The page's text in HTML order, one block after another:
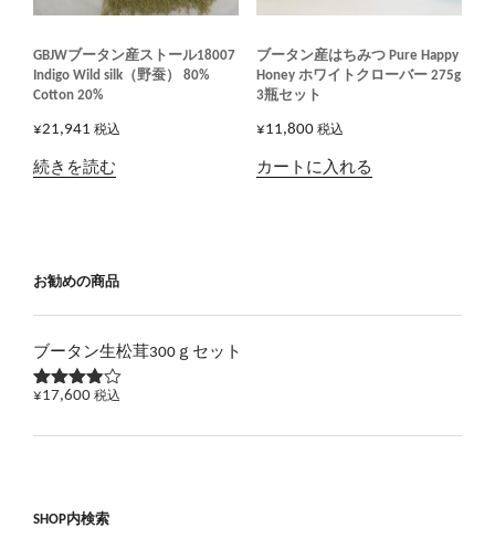
GBJWブータン産ストール18007
Indigo Wild silk（野蚕） 80%
Cotton 20%
¥21,941 税込
続きを読む
ブータン産はちみつ Pure Happy
Honey ホワイトクローバー 275g
3瓶セット
¥11,800 税込
カートに入れる
お勧めの商品
ブータン生松茸300ｇセット
5段階で
評価
¥17,600 税込
SHOP内検索